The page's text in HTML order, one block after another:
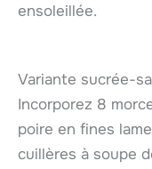
ensoleillée.
Variante sucrée-
Incorporez 8
poire en fines
cuillères à soupe